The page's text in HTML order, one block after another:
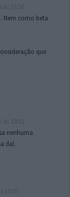
Nem como beta
que
nenhuma.
daí.